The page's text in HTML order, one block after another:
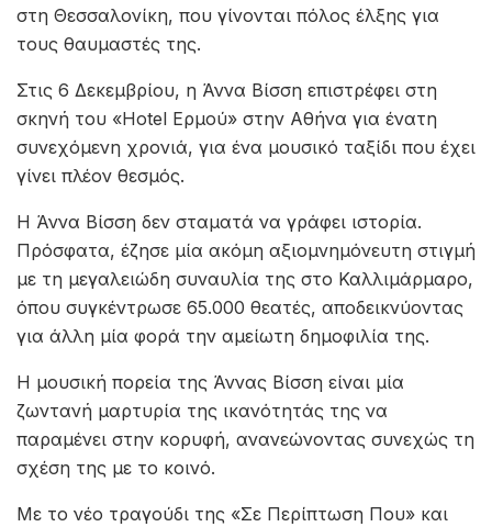
στη Θεσσαλονίκη, που γίνονται πόλος έλξης για
τους θαυμαστές της.
Στις 6 Δεκεμβρίου, η Άννα Βίσση επιστρέφει στη
σκηνή του «Hotel Ερμού» στην Αθήνα για ένατη
συνεχόμενη χρονιά, για ένα μουσικό ταξίδι που έχει
γίνει πλέον θεσμός.
Η Άννα Βίσση δεν σταματά να γράφει ιστορία.
Πρόσφατα, έζησε μία ακόμη αξιομνημόνευτη στιγμή
με τη μεγαλειώδη συναυλία της στο Καλλιμάρμαρο,
όπου συγκέντρωσε 65.000 θεατές, αποδεικνύοντας
για άλλη μία φορά την αμείωτη δημοφιλία της.
Η μουσική πορεία της Άννας Βίσση είναι μία
ζωντανή μαρτυρία της ικανότητάς της να
παραμένει στην κορυφή, ανανεώνοντας συνεχώς τη
σχέση της με το κοινό.
Με το νέο τραγούδι της «Σε Περίπτωση Που» και